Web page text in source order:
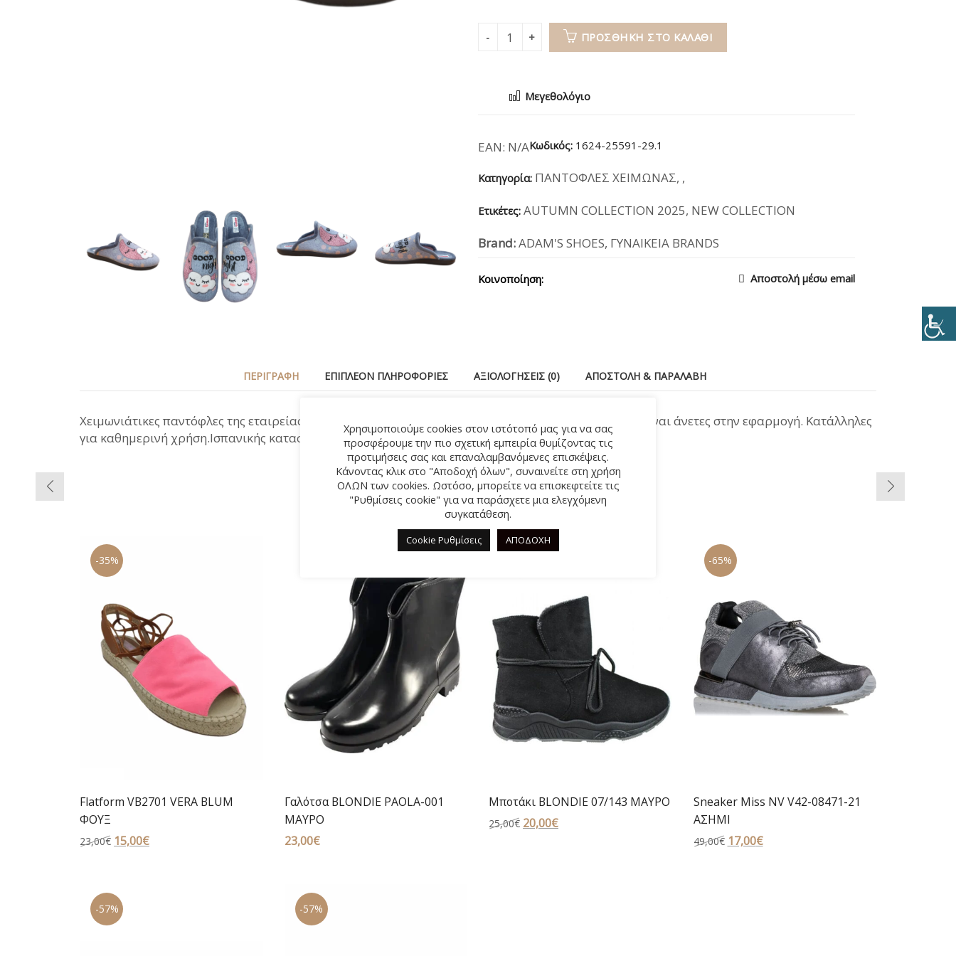
ΠΡΟΣΘΉΚΗ ΣΤΟ ΚΑΛΆΘΙ
Μεγεθολόγιο
EAN: N/AΚωδικός: 1624-25591-29.1
Κατηγορία: ΠΑΝΤΟΦΛΕΣ ΧΕΙΜΩΝΑΣ, ,
Ετικέτες: AUTUMN COLLECTION 2025, NEW COLLECTION
Brand:ADAM'S SHOES, ΓΥΝΑΙΚΕΙΑ BRANDS
Κοινοποίηση: Αποστολή μέσω email
ΠΕΡΙΓΡΑΦΉ ΕΠΙΠΛΈΟΝ ΠΛΗΡΟΦΟΡΊΕΣ ΑΞΙΟΛΟΓΉΣΕΙΣ (0) ΑΠΟΣΤΟΛΉ & ΠΑΡΑΛΑΒΉ
Χειμωνιάτικες παντόφλες της εταιρείας Adam’s Shoes με μαλακό πάτημα και αντιολισθητική σόλα. Είναι άνετες στην εφαρμογή. Κατάλληλες
για καθημερινή χρήση.Ισπανικής κατασκευής
ΣΧΕΤΙΚΆ ΠΡΟΪΌΝΤΑ
-35%
Flatform VB2701 VERA BLUM
ΦΟΥΞ
23,00€ Original
23,00€.
15,00€Η
Γαλότσα BLONDIE PAOLA-001
ΜΑΥΡΟ
23,00€
Μποτάκι BLONDIE 07/143 ΜΑΥΡΟ
25,00€ Original
20,00€Η
-65%
Sneaker Miss NV V42-08471-21
ΑΣΗΜΙ
49,00€ Original
17,00€Η
-57% -57%
Χρησιμοποιούμε cookies στον ιστότοπό μας για να σας
προσφέρουμε την πιο σχετική εμπειρία θυμίζοντας τις
προτιμήσεις σας και επαναλαμβανόμενες επισκέψεις.
Κάνοντας κλικ στο "Αποδοχή όλων", συναινείτε στη χρήση
ΟΛΩΝ των cookies. Ωστόσο, μπορείτε να επισκεφτείτε τις
"Ρυθμίσεις cookie" για να παράσχετε μια ελεγχόμενη
συγκατάθεση.
Cookie Ρυθμίσεις ΑΠΟΔΟΧΗ